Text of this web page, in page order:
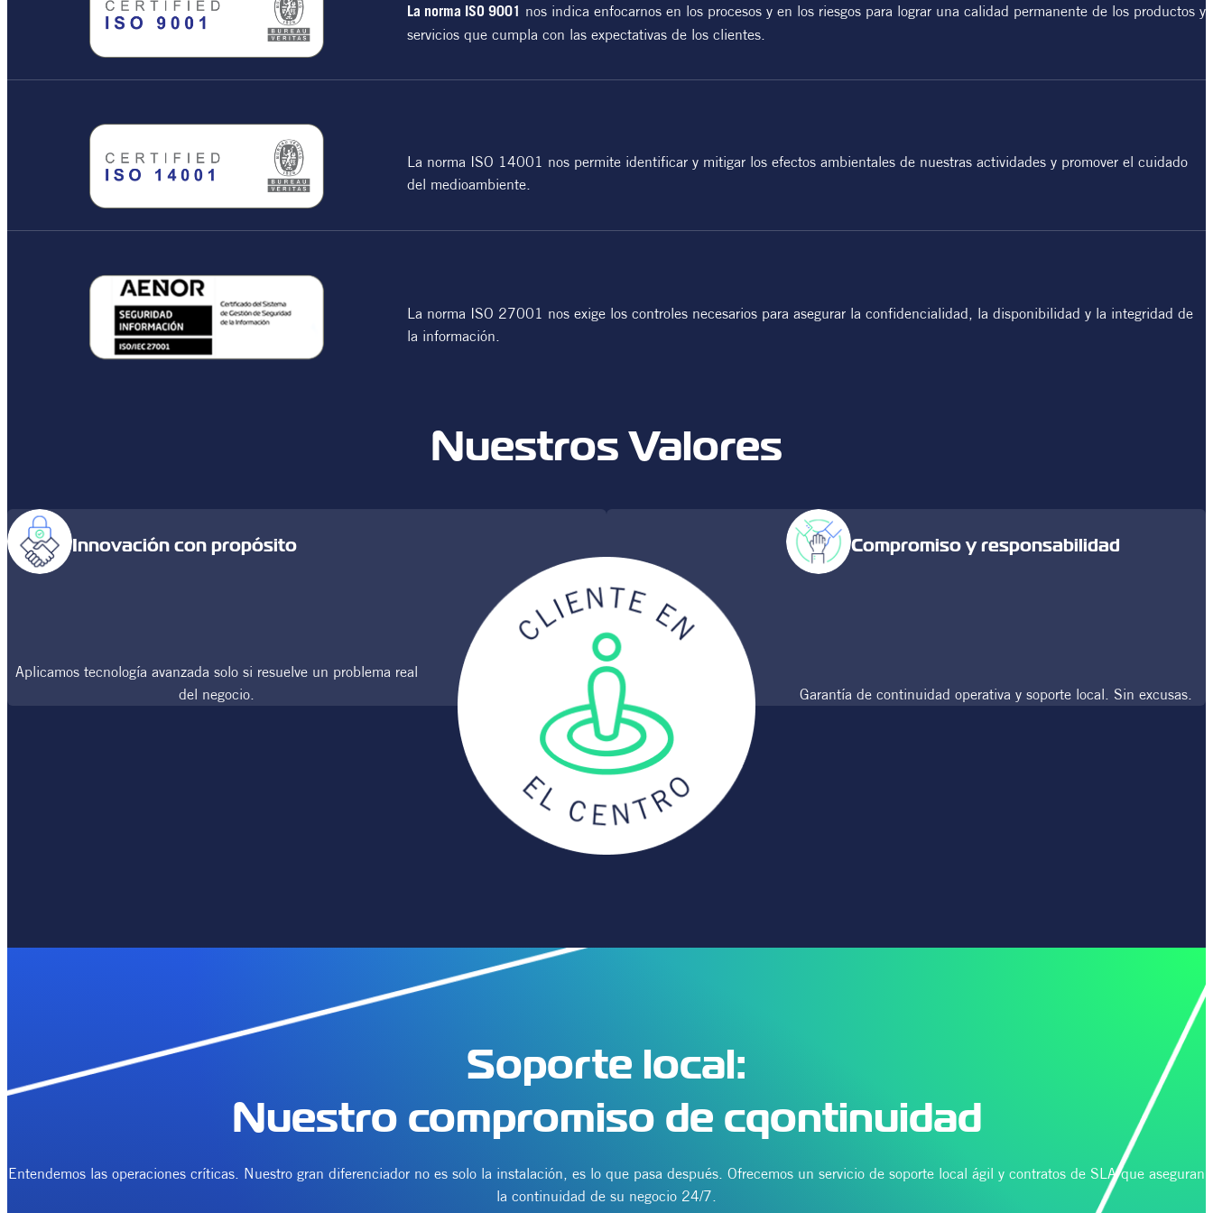
La norma ISO 9001
nos indica enfocarnos en los procesos y en los riesgos para lograr una calidad permanente de los productos y
servicios que cumpla con las expectativas de los clientes.
La norma ISO 14001 nos permite identificar y mitigar los efectos ambientales de nuestras actividades y promover el cuidado
del medioambiente.
La norma ISO 27001 nos exige los controles necesarios para asegurar la confidencialidad, la disponibilidad y la integridad de
la información.
Nuestros Valores
Innovación con propósito
Aplicamos tecnología avanzada solo si resuelve un problema real
del negocio.
Compromiso y responsabilidad
Garantía de continuidad operativa y soporte local. Sin excusas.
Soporte local:
Nuestro compromiso de cqontinuidad
Entendemos las operaciones críticas. Nuestro gran diferenciador no es solo la instalación, es lo que pasa después. Ofrecemos un servicio de soporte local ágil y contratos de SLA que aseguran
la continuidad de su negocio 24/7.